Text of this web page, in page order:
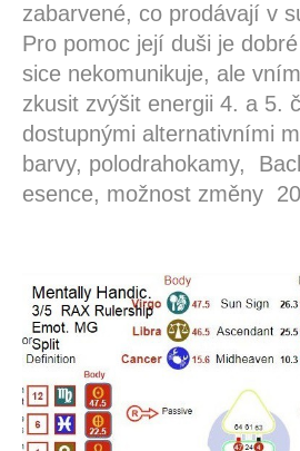
zabarvené, co prodávají v
Pro pomoc její duši je
sice nekomunikuje, ale
zkusit zvýšit energii 4. a 5.
dostupnými alternativními
barvy, polodrahokamy,
esence, možnost změny